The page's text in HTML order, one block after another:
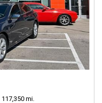
117,350 mi.